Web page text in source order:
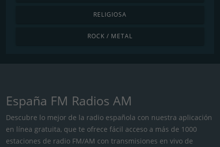
RELIGIOSA
ROCK / METAL
España FM Radios AM
Descubre lo mejor de la radio española con nuestra aplicación
en línea gratuita, que te ofrece fácil acceso a más de 1000
estaciones de radio FM/AM con transmisiones en vivo de